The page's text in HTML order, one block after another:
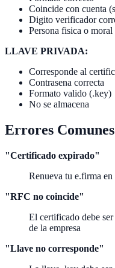
Coincide con cuenta
Digito verificador
Persona fisica o moral
LLAVE PRIVADA:
Corresponde al
Contrasena correcta
Formato valido (.key)
No se almacena
Errores Comunes
"Certificado expirado"
Renueva tu e.firma
"RFC no coincide"
El certificado debe
de la empresa
"Llave no corresponde"